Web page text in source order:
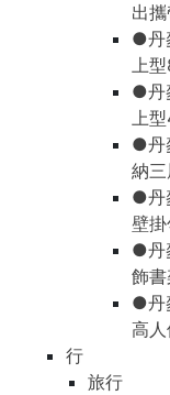
出攜
●丹
上型
●丹
上型
●丹
納三
●丹
壁掛
●丹
飾書
●丹
高人
行
旅行